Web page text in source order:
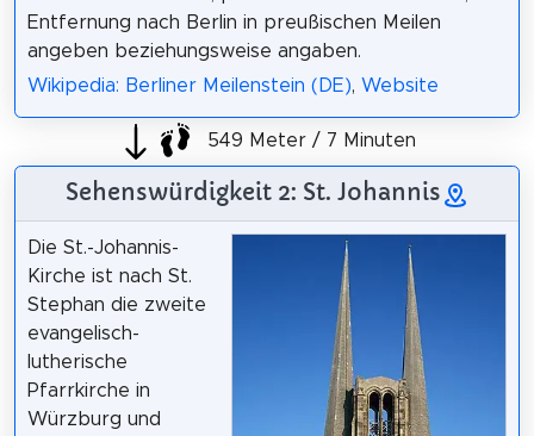
Entfernung nach Berlin in preußischen Meilen
angeben beziehungsweise angaben.
Wikipedia: Berliner Meilenstein (DE), Website
549 Meter / 7 Minuten
Sehenswürdigkeit 2: St. Johannis
Die St.-Johannis-
Kirche ist nach St.
Stephan die zweite
evangelisch-
lutherische
Pfarrkirche in
Würzburg und